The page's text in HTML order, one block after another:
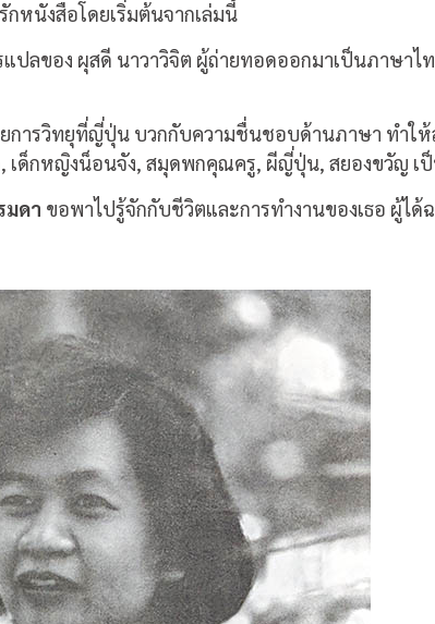
หนังสือโดยเริ่มต้นจากเล่มนี้
ลของ ผุสดี นาวาวิจิต ผู้ถ่ายทอดออกมาเป็นภาษาไท
การวิทยุที่ญี่ปุ่น บวกกับความชื่นชอบด้านภาษา ทำใ
, เด็กหญิงน็อนจัง, สมุดพกคุณครู, ผีญี่ปุ่น, สยองขวัญ เ
ดา ขอพาไปรู้จักกับชีวิตและการทำงานของเธอ ผู้ได้